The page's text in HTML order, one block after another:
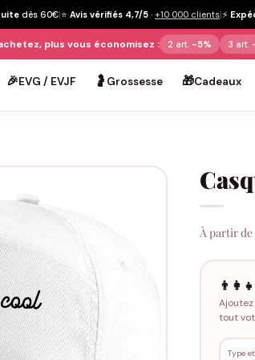
dès 60€|⭐ Avis vérifiés 4,7/5 · +10 000 clients|⚡
plus vous économisez : 2 art. -5% 3 art.
🎉EVG / EVJF 🤰 Grossesse 🎁Cadeaux
À partir de
tout
Type